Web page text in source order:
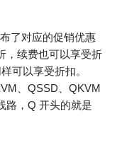
了对应的促销优惠
，续费也可以享受折
可以享受折扣。
、QSSD、QKVM
路，Q 开头的就是